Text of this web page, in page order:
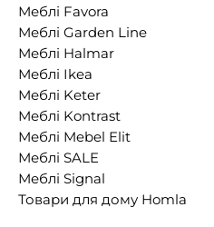
Меблі Favora
Меблі Garden Line
Меблі Halmar
Меблі Ikea
Меблі Keter
Меблі Kontrast
Меблі Mebel Elit
Меблі SALE
Меблі Signal
Товари для дому Homla